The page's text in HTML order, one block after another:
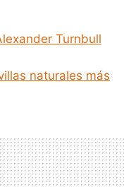
Turnbull
naturales más